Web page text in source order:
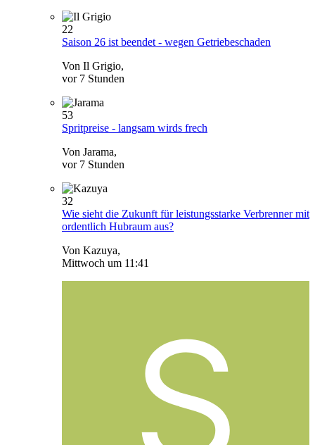
22
Saison 26 ist beendet - wegen Getriebeschaden
Von Il Grigio,
vor 7 Stunden
53
Spritpreise - langsam wirds frech
Von Jarama,
vor 7 Stunden
32
Wie sieht die Zukunft für leistungsstarke Verbrenner mit
ordentlich Hubraum aus?
Von Kazuya,
Mittwoch um 11:41